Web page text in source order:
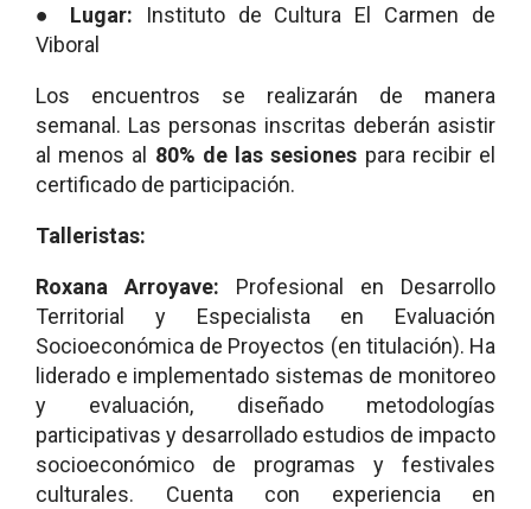
● Lugar: Instituto de Cultura El Carmen de
Viboral
Los encuentros se realizarán de manera
semanal. Las personas inscritas deberán asistir
al menos al
80% de las sesiones para recibir el
certificado de participación.
Talleristas:
Roxana Arroyave: Profesional en Desarrollo
Territorial y Especialista en Evaluación
Socioeconómica de Proyectos (en titulación). Ha
liderado e implementado sistemas de monitoreo
y evaluación, diseñado metodologías
participativas y desarrollado estudios de impacto
socioeconómico de programas y festivales
culturales. Cuenta con experiencia en